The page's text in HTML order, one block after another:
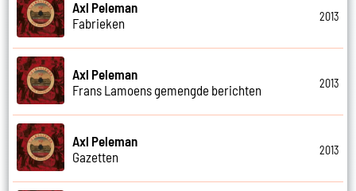
Axl Peleman
Fabrieken
2013
Axl Peleman
Frans Lamoens gemengde berichten
2013
Axl Peleman
Gazetten
2013